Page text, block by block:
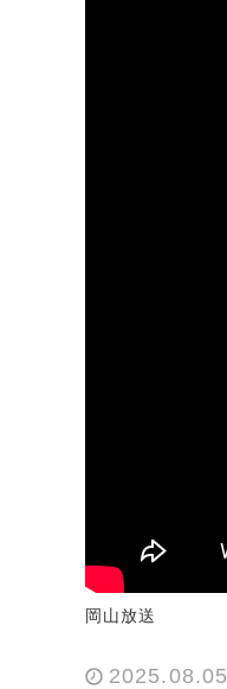
岡山放送
2025.08.05